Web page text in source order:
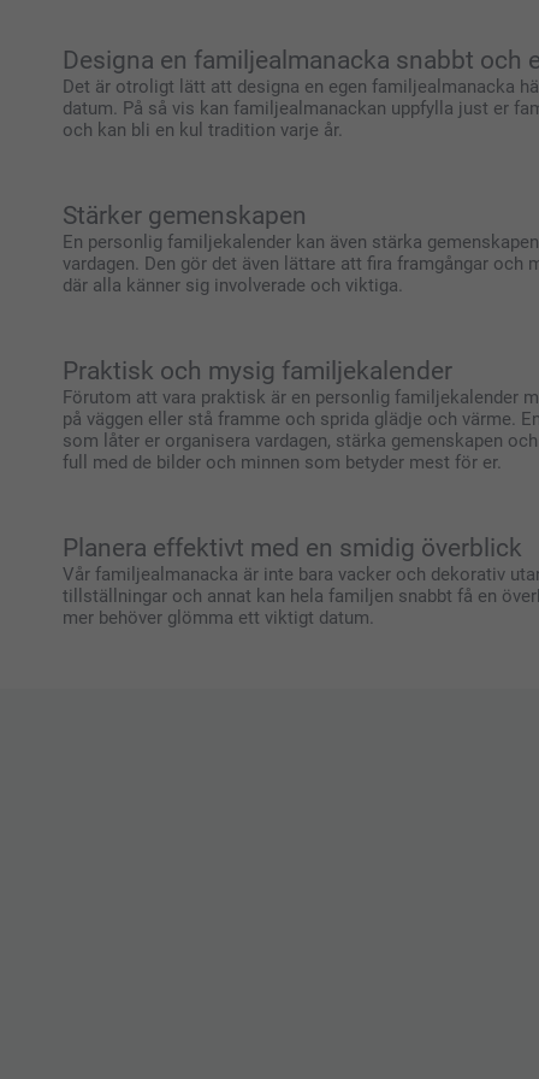
Designa en familjealmanacka snabbt och
Det är otroligt lätt att designa en egen familjealmanacka
datum. På så vis kan familjealmanackan uppfylla just er
och kan bli en kul tradition varje år.
Stärker gemenskapen
En personlig familjekalender kan även stärka
vardagen. Den gör det även lättare att fira framgångar
där alla känner sig involverade och viktiga.
Praktisk och mysig familjekalender
Förutom att vara praktisk är en personlig familjekalender
på väggen eller stå framme och sprida glädje och värme.
som låter er organisera vardagen, stärka gemenskapen
full med de bilder och minnen som betyder mest för er.
Planera effektivt med en smidig överblick
Vår familjealmanacka är inte bara vacker och dekorativ
tillställningar och annat kan hela familjen snabbt få en
mer behöver glömma ett viktigt datum.